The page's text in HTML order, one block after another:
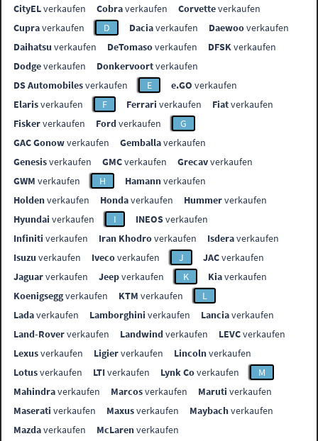
CityELverkaufen Cobraverkaufen Corvetteverkaufen
Cupraverkaufen D Daciaverkaufen Daewooverkaufen
Daihatsu verkaufen DeTomasoverkaufen DFSKverkaufen
Dodgeverkaufen Donkervoortverkaufen
DS Automobilesverkaufen E e.GO verkaufen
Elarisverkaufen F Ferrari verkaufen Fiatverkaufen
Fiskerverkaufen Fordverkaufen
G
GAC Gonowverkaufen Gemballaverkaufen
Genesisverkaufen GMCverkaufen Grecavverkaufen
GWM verkaufen H Hamannverkaufen
Holdenverkaufen Hondaverkaufen Hummerverkaufen
Hyundai verkaufen I INEOSverkaufen
Infiniti verkaufen Iran Khodroverkaufen Isderaverkaufen
Isuzu verkaufen Ivecoverkaufen J JACverkaufen
Jaguarverkaufen Jeepverkaufen K Kiaverkaufen
Koenigseggverkaufen KTM verkaufen
L
Ladaverkaufen Lamborghini verkaufen Lanciaverkaufen
Land-Roververkaufen Landwindverkaufen LEVCverkaufen
Lexusverkaufen Ligierverkaufen Lincolnverkaufen
Lotusverkaufen LTIverkaufen Lynk Coverkaufen
M
Mahindraverkaufen Marcosverkaufen Maruti verkaufen
Maserati verkaufen Maxusverkaufen Maybachverkaufen
Mazdaverkaufen McLarenverkaufen